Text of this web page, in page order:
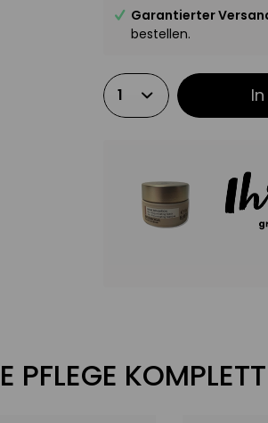
Garantierter
bestellen.
PFLEGE KOMPLETT